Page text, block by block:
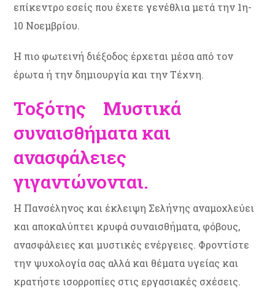
επίκεντρο εσείς που έχετε γενέθλια μετά την 1η-
10 Νοεμβρίου.
Η πιο φωτεινή διέξοδος έρχεται μέσα από τον
έρωτα ή την δημιουργία και την Τέχνη.
Τοξότης Μυστικά
συναισθήματα και
ανασφάλειες
γιγαντώνονται.
Η Πανσέληνος και έκλειψη Σελήνης αναμοχλεύει
και αποκαλύπτει κρυφά συναισθήματα, φόβους,
ανασφάλειες και μυστικές ενέργειες. Φροντίστε
την ψυχολογία σας αλλά και θέματα υγείας και
κρατήστε ισορροπίες στις εργασιακές σχέσεις.